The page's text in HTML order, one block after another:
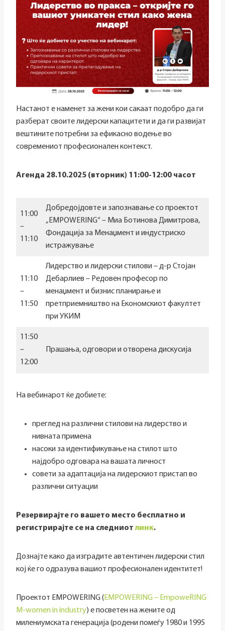
Настанот е наменет за жени кои сакаат подобро да ги
разберат своите лидерски капацитети и да ги развијат
вештините потребни за ефикасно водење во
современиот професионален контекст.
Агенда 28.10.2025 (вторник) 11:00-12:00 часот
11:00
–
11:10
Добредојдовте и запознавање со проектот
„EMPOWERING“ – Миа Ботинова Димитрова,
Фондација за Менаџмент и индустриско
истражување
11:10
–
11:50
Лидерство и лидерски стилови – д-р Стојан
Дебарлиев – Редовен професор по
менаџмент и бизнис планирање и
претприемништво на Економскиот факултет
при УКИМ
11:50
–
12:00
Прашања, одговори и отворена дискусија
На вебинарот ќе добиете:
преглед на различни стилови на лидерство и
нивната примена
насоки за идентификување на стилот што
најдобро одговара на вашата личност
совети за адаптација на лидерскиот пристап во
различни ситуации
Резервирајте го вашето место бесплатно и
регистрирајте се на следниотлинк.
Дознајте како да изградите автентичен лидерски стил
кој ќе го одразува вашиот професионален идентитет!
Проектот EMPOWERING (EMPOWERING – EmpoweRING
M-women in industry) е посветен на жените од
милениумската генерација (родени помеѓу 1980 и 1995